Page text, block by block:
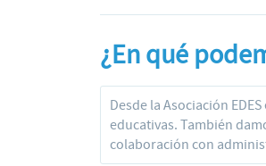
¿En qué
Desde la Asociación
educativas. También
colaboración con